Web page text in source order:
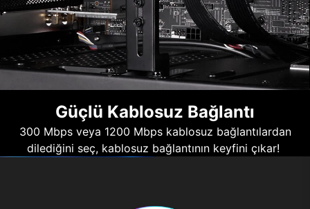
Güçlü Kablosuz Bağlantı
300 Mbps veya 1200 Mbps kablosuz bağlantılardan
dilediğini seç, kablosuz bağlantının keyfini çıkar!